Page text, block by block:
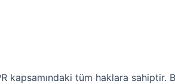
kapsamındaki tüm haklara